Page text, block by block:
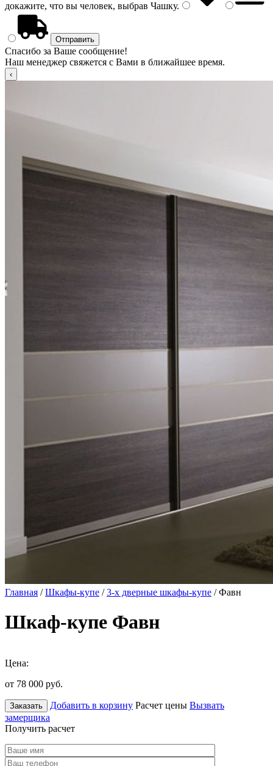
докажите, что вы человек, выбрав Чашку.
Спасибо за Ваше сообщение!
Наш менеджер свяжется с Вами в ближайшее время.
Главная /Шкафы-купе /3-х дверные шкафы-купе / Фавн
Шкаф-купе Фавн
Цена:
от 78 000 руб.
Заказать Добавить в корзину Расчет цены Вызвать
замерщика
Получить расчет